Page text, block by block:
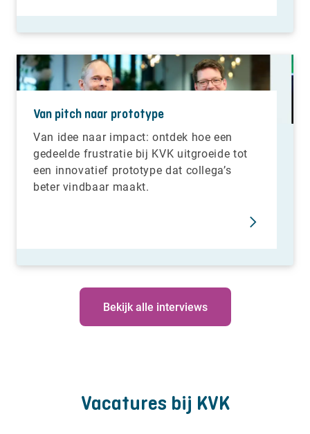
Van pitch naar prototype
Van idee naar impact: ontdek hoe een
gedeelde frustratie bij KVK uitgroeide tot
een innovatief prototype dat collega’s
beter vindbaar maakt.
Bekijk alle interviews
Vacatures bij KVK